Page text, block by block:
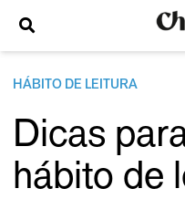
HÁBITO DE LEITURA
Dicas
hábito de